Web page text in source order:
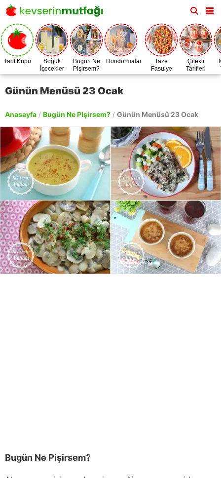
Tarif Küpü
Soğuk
İçecekler
Bugün Ne
Pişirsem?
Dondurmalar
Taze
Fasulye
Zamanı
Çilekli
Tarifleri
Günün Menüsü 23 Ocak
Anasayfa / Bugün Ne Pişirsem? / Günün Menüsü 23 Ocak
Bugün Ne Pişirsem?